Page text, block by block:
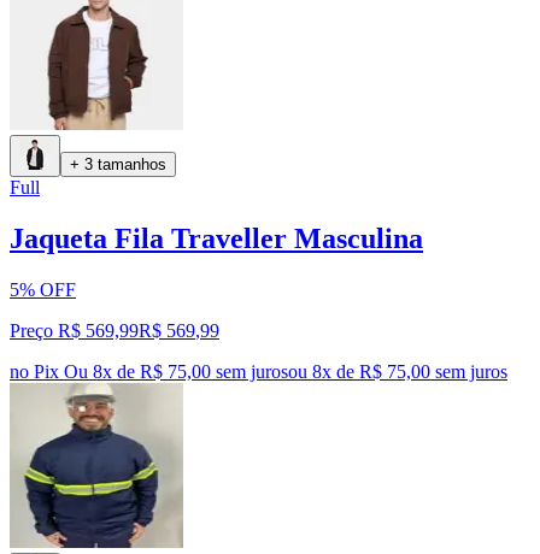
+ 3 tamanhos
Full
Jaqueta Fila Traveller Masculina
5% OFF
Preço R$ 569,99R$ 569,99
no Pix Ou 8x de R$ 75,00 sem jurosou 8x de R$ 75,00 sem juros